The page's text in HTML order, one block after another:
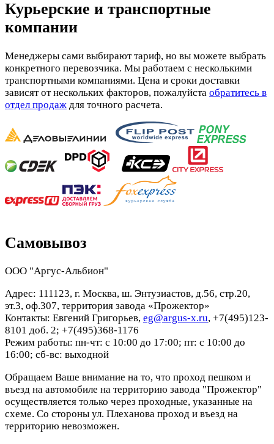
Курьерские и транспортные
компании
Менеджеры сами выбирают тариф, но вы можете выбрать
конкретного перевозчика. Мы работаем с несколькими
транспортными компаниями. Цена и сроки доставки
зависят от нескольких факторов, пожалуйста обратитесь в
отдел продаж для точного расчета.
Самовывоз
ООО "Аргус-Альбион"
Адрес: 111123, г. Москва, ш. Энтузиастов, д.56, стр.20,
эт.3, оф.307, территория завода «Прожектор»
Контакты: Евгений Григорьев, eg@argus-x.ru, +7(495)123-
8101 доб. 2; +7(495)368-1176
Режим работы: пн-чт: с 10:00 до 17:00; пт: с 10:00 до
16:00; сб-вс: выходной
Обращаем Ваше внимание на то, что проход пешком и
въезд на автомобиле на территорию завода "Прожектор"
осуществляется только через проходные, указанные на
схеме. Со стороны ул. Плеханова проход и въезд на
территорию невозможен.